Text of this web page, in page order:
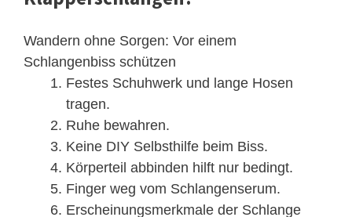
Wandern ohne Sorgen: Vor einem
Schlangenbiss schützen
Festes Schuhwerk und lange Hosen
tragen.
Ruhe bewahren.
Keine DIY Selbsthilfe beim Biss.
Körperteil abbinden hilft nur bedingt.
Finger weg vom Schlangenserum.
Erscheinungsmerkmale der Schlange